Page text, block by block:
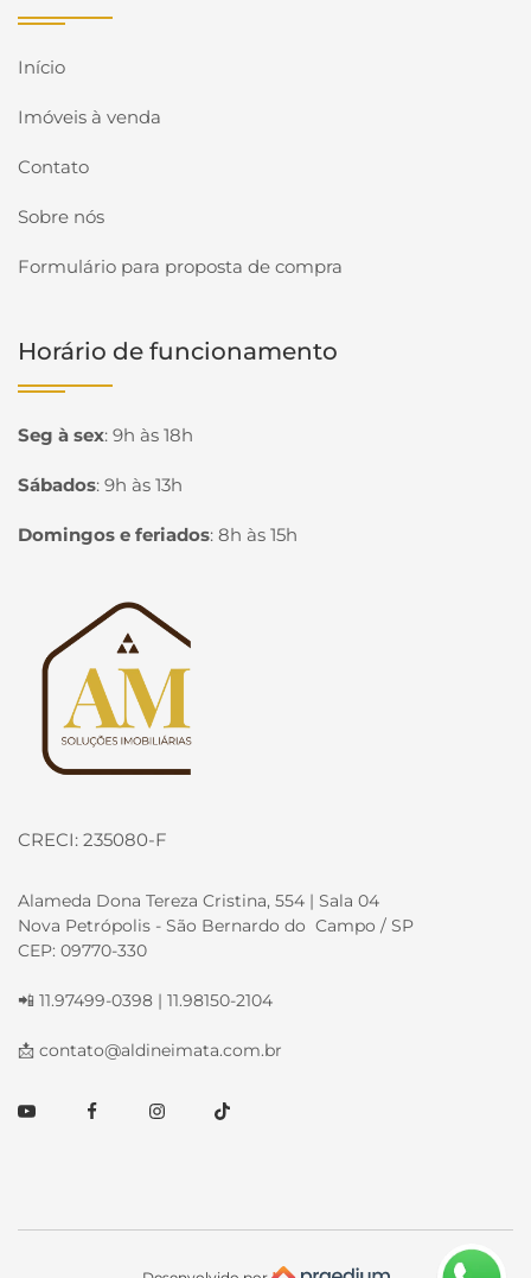
Início
Imóveis à venda
Contato
Sobre nós
Formulário para proposta de compra
Horário de funcionamento
Seg à sex: 9h às 18h
Sábados: 9h às 13h
Domingos e feriados: 8h às 15h
Página inicial
CRECI: 235080-F
Alameda Dona Tereza Cristina, 554 | Sala 04
Nova Petrópolis - São Bernardo do Campo / SP
CEP: 09770-330
📲 11.97499-0398 | 11.98150-2104
📩 contato@aldineimata.com.br
YoutubeFacebookInstagramTikTok